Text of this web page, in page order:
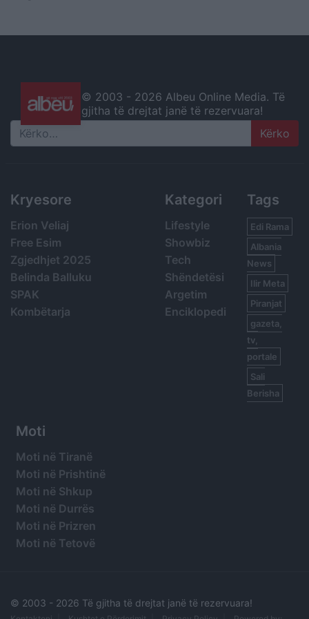
© 2003 - 2026 Albeu Online Media. Të
gjitha të drejtat janë të rezervuara!
Search
Kryesore
Erion Veliaj
Free Esim
Zgjedhjet 2025
Belinda Balluku
SPAK
Kombëtarja
Kategori
Lifestyle
Showbiz
Tech
Shëndetësi
Argetim
Enciklopedi
Tags
Edi Rama
Albania
News
Ilir Meta
Piranjat
gazeta,
tv,
portale
Sali
Berisha
Moti
Moti në Tiranë
Moti në Prishtinë
Moti në Shkup
Moti në Durrës
Moti në Prizren
Moti në Tetovë
© 2003 - 2026 Të gjitha të drejtat janë të rezervuara!